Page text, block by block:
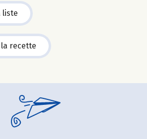
liste
recette